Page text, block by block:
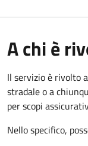
A chi è
Il servizio è rivolto
stradale o a
per scopi
Nello specifico,